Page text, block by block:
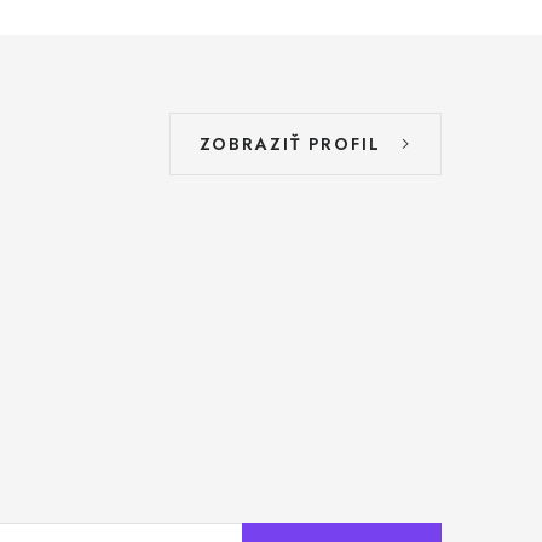
ZOBRAZIŤ PROFIL